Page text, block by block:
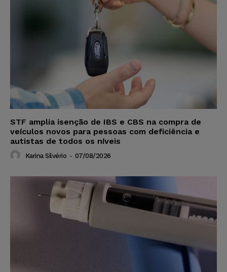
STF amplia isenção de IBS e CBS na compra de
veículos novos para pessoas com deficiência e
autistas de todos os níveis
Karina Silvério - 07/08/2026